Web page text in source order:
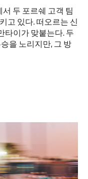
서 두 포르쉐 고객 팀
고 있다. 떠오르는 신
타이가 맞붙는다. 두
을 노리지만, 그 방